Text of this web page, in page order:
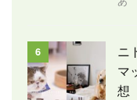
6
ニ
マ
想